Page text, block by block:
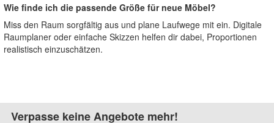
Wie finde ich die passende Größe für neue Möbel?
Miss den Raum sorgfältig aus und plane Laufwege mit ein. Digitale
Raumplaner oder einfache Skizzen helfen dir dabei, Proportionen
realistisch einzuschätzen.
Verpasse keine Angebote mehr!